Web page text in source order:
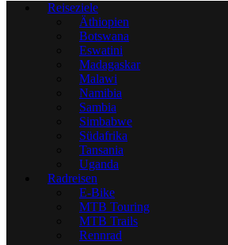
Reiseziele
Äthiopien
Botswana
Eswatini
Madagaskar
Malawi
Namibia
Sambia
Simbabwe
Südafrika
Tansania
Uganda
Radreisen
E-Bike
MTB Touring
MTB Trails
Rennrad